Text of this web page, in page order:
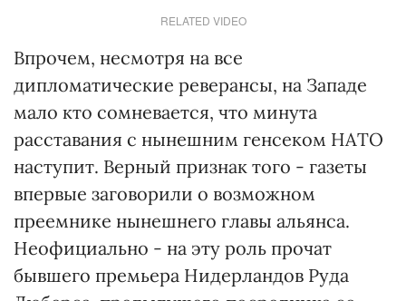
RELATED VIDEO
Впрочем, несмотря на все
дипломатические реверансы, на Западе
мало кто сомневается, что минута
расставания с нынешним генсеком НАТО
наступит. Верный признак того - газеты
впервые заговорили о возможном
преемнике нынешнего главы альянса.
Неофициально - на эту роль прочат
бывшего премьера Нидерландов Руда